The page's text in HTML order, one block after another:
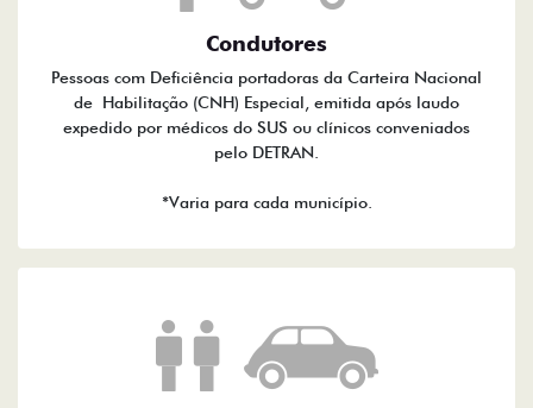
Condutores
Pessoas com Deficiência portadoras da Carteira Nacional
de Habilitação (CNH) Especial, emitida após laudo
expedido por médicos do SUS ou clínicos conveniados
pelo DETRAN.
*Varia para cada município.